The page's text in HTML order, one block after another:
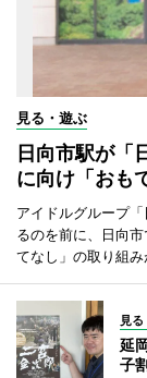
見る・遊ぶ
日向市駅が「
に向け「おも
アイドルグループ
るのを前に、日向
てなし」の取り組み
見
延
子